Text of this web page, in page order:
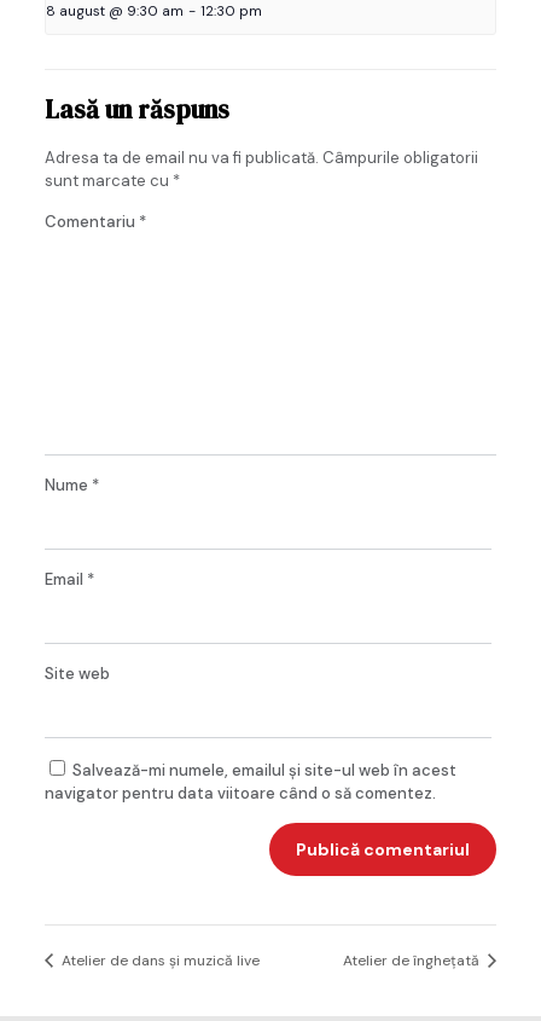
8 august @ 9:30 am - 12:30 pm
Lasă un răspuns
Adresa ta de email nu va fi publicată. Câmpurile obligatorii
sunt marcate cu *
Comentariu *
Nume *
Email *
Site web
Salvează-mi numele, emailul și site-ul web în acest
navigator pentru data viitoare când o să comentez.
Atelier de dans și muzică live Atelier de înghețată